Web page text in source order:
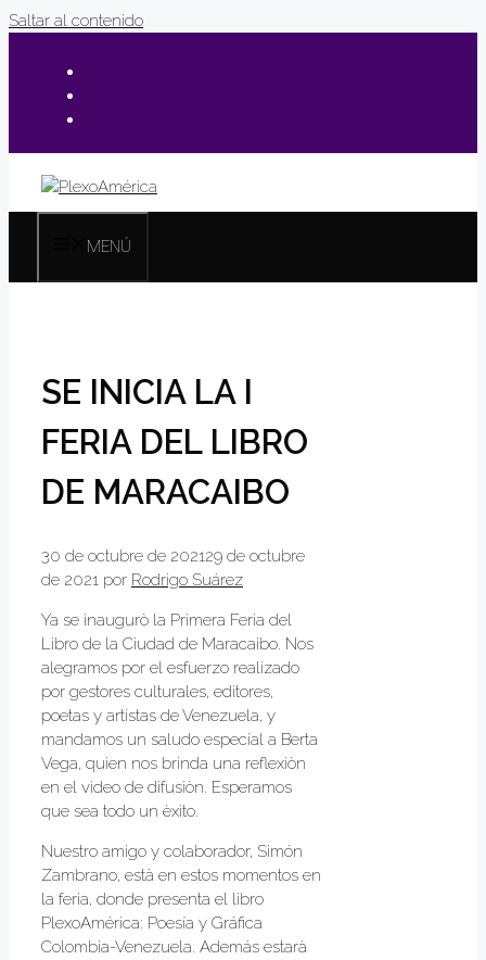
Saltar al contenido
MENÚ
SE INICIA LA I
FERIA DEL LIBRO
DE MARACAIBO
30 de octubre de 202129 de octubre
de 2021 por Rodrigo Suárez
Ya se inaugurò la Primera Feria del
Libro de la Ciudad de Maracaibo. Nos
alegramos por el esfuerzo realizado
por gestores culturales, editores,
poetas y artistas de Venezuela, y
mandamos un saludo especial a Berta
Vega, quien nos brinda una reflexiòn
en el video de difusiòn. Esperamos
que sea todo un èxito.
Nuestro amigo y colaborador, Simón
Zambrano, està en estos momentos en
la feria, donde presenta el libro
PlexoAmérica: Poesía y Gráfica
Colombia-Venezuela. Además estarà